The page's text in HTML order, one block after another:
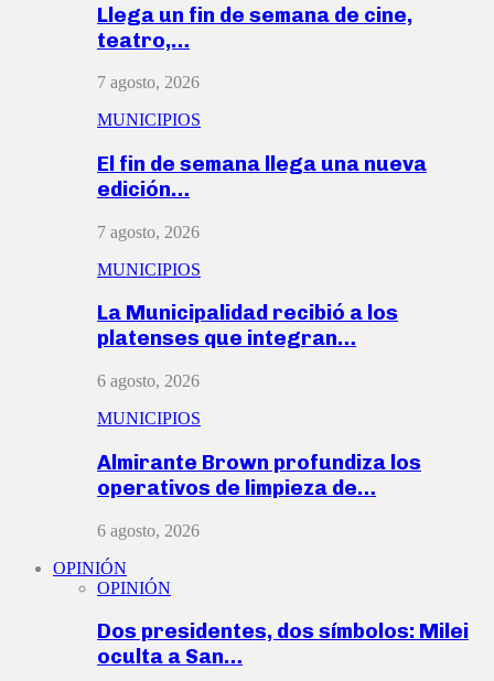
Llega un fin de semana de cine,
teatro,…
7 agosto, 2026
MUNICIPIOS
El fin de semana llega una nueva
edición…
7 agosto, 2026
MUNICIPIOS
La Municipalidad recibió a los
platenses que integran…
6 agosto, 2026
MUNICIPIOS
Almirante Brown profundiza los
operativos de limpieza de…
6 agosto, 2026
OPINIÓN
OPINIÓN
Dos presidentes, dos símbolos: Milei
oculta a San…